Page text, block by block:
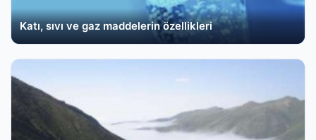
Katı, sıvı ve gaz maddelerin özellikleri